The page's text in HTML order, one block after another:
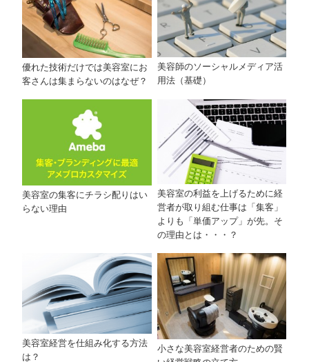
優れた技術だけでは美容室にお
客さんは集まらないのはなぜ？
美容師のソーシャルメディア活
用法（基礎）
美容室の集客にチラシ配りはい
らない理由
美容室の利益を上げるために経
営者が取り組む仕事は「集客」
よりも「単価アップ」が先。そ
の理由とは・・・？
美容室経営を仕組み化する方法
は？
小さな美容室経営者のための賢